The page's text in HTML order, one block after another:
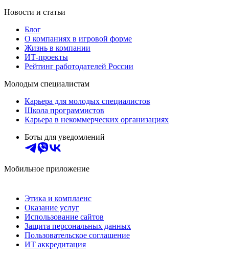
Новости и статьи
Блог
О компаниях в игровой форме
Жизнь в компании
ИТ-проекты
Рейтинг работодателей России
Молодым специалистам
Карьера для молодых специалистов
Школа программистов
Карьера в некоммерческих организациях
Боты для уведомлений
Мобильное приложение
Этика и комплаенс
Оказание услуг
Использование сайтов
Защита персональных данных
Пользовательское соглашение
ИТ аккредитация